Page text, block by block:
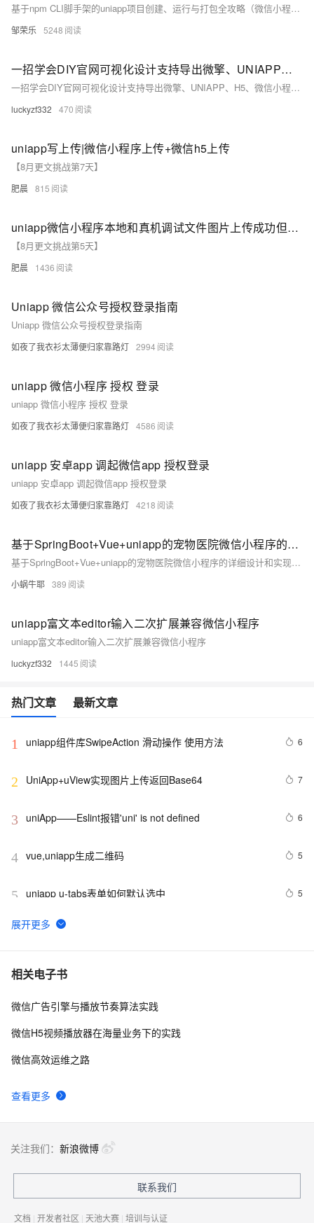
基于npm CLI脚手架的uniapp项目创建、运行与打包全攻略（微信小程序、H5、APP全覆盖）
邹荣乐 5248
一招学会DIY官网可视化设计支持导出微擎、UNIAPP、H5、微信小程序源码
一招学会DIY官网可视化设计支持导出微擎、UNIAPP、H5、微信小程序源码
luckyzf332 470
uniapp写上传|微信小程序上传+微信h5上传
【8月更文挑战第7天】
肥晨 815
uniapp微信小程序本地和真机调试文件图片上传成功但体验版不成功
【8月更文挑战第5天】
肥晨 1436
Uniapp 微信公众号授权登录指南
Uniapp 微信公众号授权登录指南
如夜了我衣衫太薄便归家靠路灯 2994
uniapp 微信小程序 授权 登录
uniapp 微信小程序 授权 登录
如夜了我衣衫太薄便归家靠路灯 4586
uniapp 安卓app 调起微信app 授权登录
uniapp 安卓app 调起微信app 授权登录
如夜了我衣衫太薄便归家靠路灯 4218
基于SpringBoot+Vue+uniapp的宠物医院微信小程序的详细设计和实现(源码+lw+部署文档+讲解等)
基于SpringBoot+Vue+uniapp的宠物医院微信小程序的详细设计和实现(源码+lw+部署文档+讲解等)
小蜗牛耶 389
uniapp富文本editor输入二次扩展兼容微信小程序
uniapp富文本editor输入二次扩展兼容微信小程序
luckyzf332 1445
热门文章 最新文章
1 uniapp组件库SwipeAction 滑动操作 使用方法 6
2 UniApp+uView实现图片上传返回Base64 7
3 6
4 vue,uniapp生成二维码 5
5 uniapp u-tabs表单如何默认选中 5
6 uniapp设置输入框金额效果demo（整理）
7 【Uniapp】小程序携带Token请求接口+无感知登录方案
8 ERP系统源码，基于
相关电子书
查看更多
微信广告引擎与播放节奏算法实践
微信H5视频播放器在海量业务下的实践
微信高效运维之路
关注我们： 新浪微博
联系我们
文档 | 开发者社区 | 天池大赛 | 培训与认证